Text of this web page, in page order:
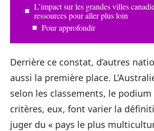
L’impact sur les grandes villes
ressources pour aller plus loin
Pour approfondir
Derrière ce constat, d’autres
aussi la première place.
selon les classements, le podium
critères, eux, font varier la
juger du « pays le plus